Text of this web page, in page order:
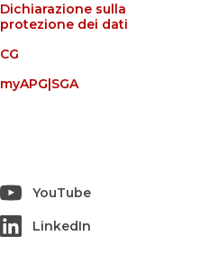
Dichiarazione sulla
protezione dei dati
CG
myAPG|SGA
YouTube
LinkedIn